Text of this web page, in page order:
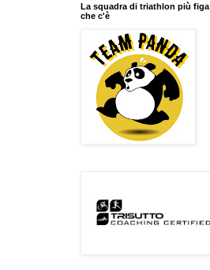
La squadra di triathlon più figa
che c'è